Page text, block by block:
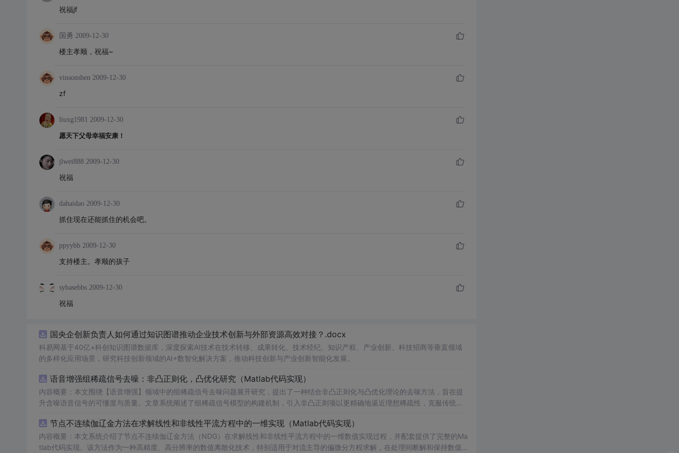
祝福jf
国勇 2009-12-30
楼主孝顺，祝福~
vinsonshen 2009-12-30
zf
liuxg1981 2009-12-30
愿天下父母幸福安康！
jlwei888 2009-12-30
祝福
dahaidao 2009-12-30
抓住现在还能抓住的机会吧。
ppyybb 2009-12-30
支持楼主。孝顺的孩子
sybasebbs 2009-12-30
祝福
国央企创新负责人如何通过知识图谱推动企业技术创新与外部资源高效对接？.docx
科易网基于40亿+科创知识图谱数据库，深度探索AI技术在技术转移、成果转化、技术经纪、知识产权、产业创新、科技招商等垂直领域
的多样化应用场景，研究科技创新领域的AI+数智化解决方案，推动科技创新与产业创新智能化发展。
语音增强组稀疏信号去噪：非凸正则化，凸优化研究（Matlab代码实现）
内容概要：本文围绕【语音增强】领域中的组稀疏信号去噪问题展开研究，提出了一种结合非凸正则化与凸优化理论的去噪方法，旨在提
升含噪语音信号的可懂度与质量。文章系统阐述了组稀疏信号模型的构建机制，引入非凸正则项以更精确地逼近理想稀疏性，克服传统凸
语音信号预处理、稀疏系数求解、去噪重构等关键环节，并配套提供可复现的代码资源，便于研究人员进一步验证与拓展。该方法在保留
数学可处理性的同时显著增强了去噪性能，尤其适用于低信噪比环境下的语音恢复任务。; 适合人群：具备一定信号与系统、数字信号处理
理论基础，熟悉稀疏表示与最优化方法，且拥有Matlab编程能力的研究生、科研人员及从事语音增强、音频工程、通信系统等相关领域的
节点不连续伽辽金方法在求解线性和非线性平流方程中的一维实现（Matlab代码实现）
内容概要：本文系统介绍了节点不连续伽辽金方法（NDG）在求解线性和非线性平流方程中的一维数值实现过程，并配套提供了完整的Ma
tlab代码实现。该方法作为一种高精度、高分辨率的数值离散化技术，特别适用于对流主导的偏微分方程求解，在处理间断解和保持数值